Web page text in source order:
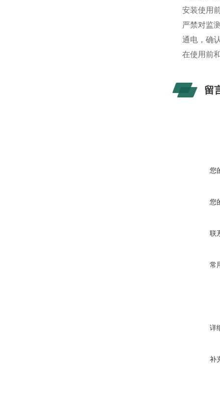
安装使用
严禁对监
通电，确
在使用前
留
您
您
联
常
详
补